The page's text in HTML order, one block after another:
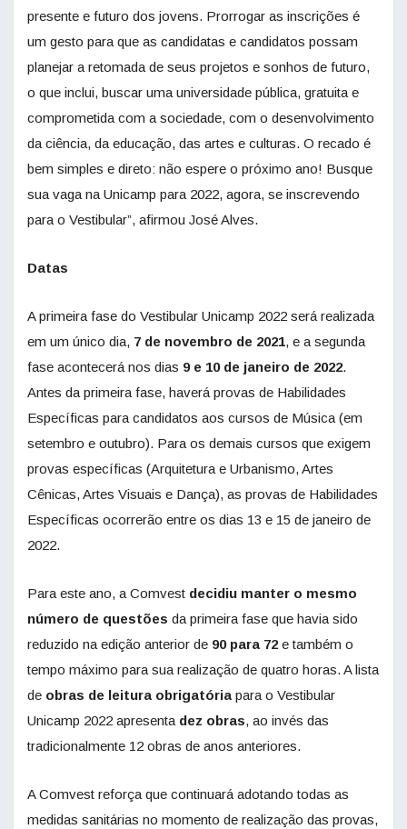
presente e futuro dos jovens. Prorrogar as inscrições é
um gesto para que as candidatas e candidatos possam
planejar a retomada de seus projetos e sonhos de futuro,
o que inclui, buscar uma universidade pública, gratuita e
comprometida com a sociedade, com o desenvolvimento
da ciência, da educação, das artes e culturas. O recado é
bem simples e direto: não espere o próximo ano! Busque
sua vaga na Unicamp para 2022, agora, se inscrevendo
para o Vestibular”, afirmou José Alves.
Datas
A primeira fase do Vestibular Unicamp 2022 será realizada
em um único dia, 7 de novembro de 2021, e a segunda
fase acontecerá nos dias 9 e 10 de janeiro de 2022.
Antes da primeira fase, haverá provas de Habilidades
Específicas para candidatos aos cursos de Música (em
setembro e outubro). Para os demais cursos que exigem
provas específicas (Arquitetura e Urbanismo, Artes
Cênicas, Artes Visuais e Dança), as provas de Habilidades
Específicas ocorrerão entre os dias 13 e 15 de janeiro de
2022.
Para este ano, a Comvest decidiu manter o mesmo
número de questões da primeira fase que havia sido
reduzido na edição anterior de 90 para 72 e também o
tempo máximo para sua realização de quatro horas. A lista
de obras de leitura obrigatória para o Vestibular
Unicamp 2022 apresenta dez obras, ao invés das
tradicionalmente 12 obras de anos anteriores.
A Comvest reforça que continuará adotando todas as
medidas sanitárias no momento de realização das provas,